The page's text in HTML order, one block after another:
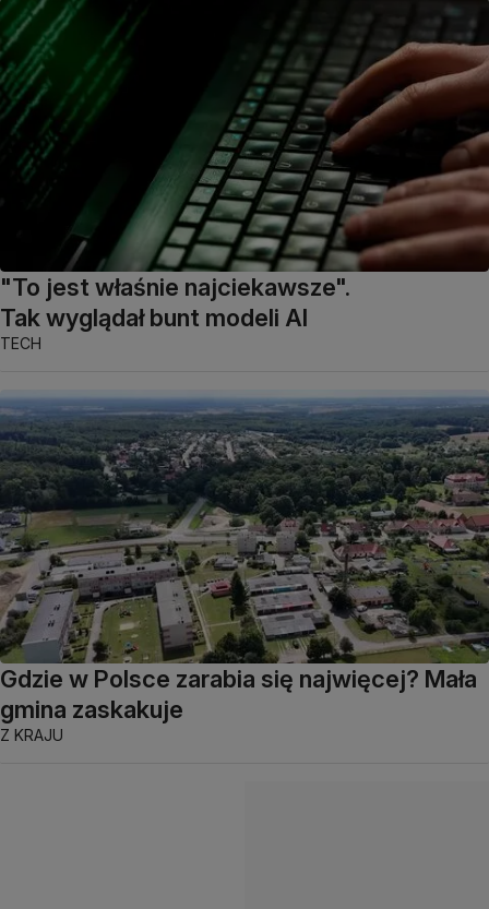
"To jest właśnie najciekawsze".
Tak wyglądał bunt modeli AI
TECH
Gdzie w Polsce zarabia się najwięcej? Mała
gmina zaskakuje
Z KRAJU